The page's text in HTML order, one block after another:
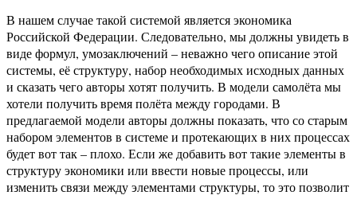
В нашем случае такой системой является экономика
Российской Федерации. Следовательно, мы должны увидеть в
виде формул, умозаключений – неважно чего описание этой
системы, её структуру, набор необходимых исходных данных
и сказать чего авторы хотят получить. В модели самолёта мы
хотели получить время полёта между городами. В
предлагаемой модели авторы должны показать, что со старым
набором элементов в системе и протекающих в них процессах
будет вот так – плохо. Если же добавить вот такие элементы в
структуру экономики или ввести новые процессы, или
изменить связи между элементами структуры, то это позволит